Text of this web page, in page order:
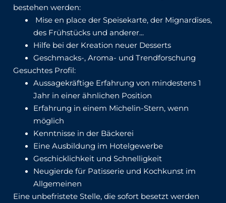
bestehen werden:
Mise en place der Speisekarte, der Mignardises,
des Frühstücks und anderer...
Hilfe bei der Kreation neuer Desserts
Geschmacks-, Aroma- und Trendforschung
Gesuchtes Profil:
Aussagekräftige Erfahrung von mindestens 1
Jahr in einer ähnlichen Position
Erfahrung in einem Michelin-Stern, wenn
möglich
Kenntnisse in der Bäckerei
Eine Ausbildung im Hotelgewerbe
Geschicklichkeit und Schnelligkeit
Neugierde für Patisserie und Kochkunst im
Allgemeinen
Eine unbefristete Stelle, die sofort besetzt werden